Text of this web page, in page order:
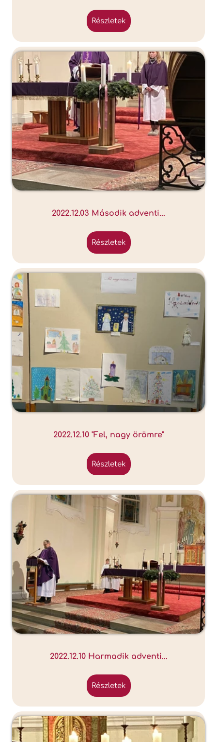
részletek
2022.12.03 Második adventi...
részletek
2022.12.10 "Fel, nagy örömre"
részletek
2022.12.10 Harmadik adventi...
részletek